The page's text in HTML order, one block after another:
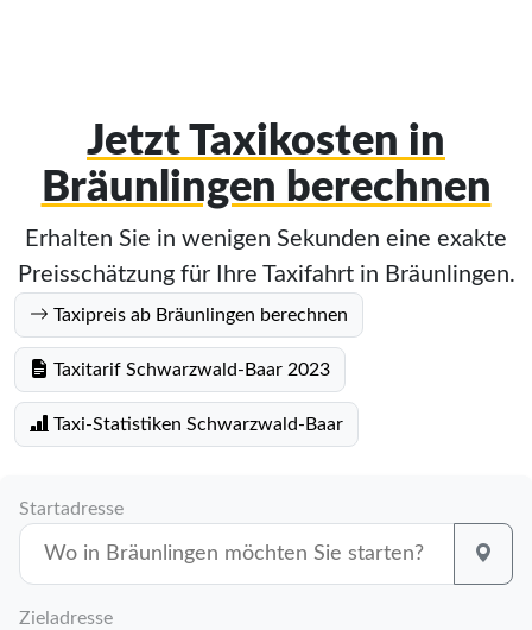
Jetzt Taxikosten in
Bräunlingen berechnen
Erhalten Sie in wenigen Sekunden eine exakte
Preisschätzung für Ihre Taxifahrt in Bräunlingen.
Taxipreis ab Bräunlingen berechnen
Taxitarif Schwarzwald-Baar 2023
Taxi-Statistiken Schwarzwald-Baar
Startadresse
Zieladresse